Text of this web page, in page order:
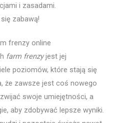
i zasadami.
zabawą!
frenzy online
farm frenzyjest jej
poziomów, które stają się
że zawsze jest coś nowego
swoje umiejętności, a
aby zdobywać lepsze wyniki.